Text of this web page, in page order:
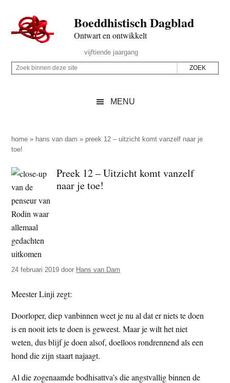
naar
de
inhoud
secondary
naar
de
sidebar
naar
de
Boeddhistisch Dagblad
Ontwart en ontwikkelt
Rechts
vijftiende jaargang
Z
p
d
e
z
e
s
i
t
e
Z
i
n
e
n
d
e
z
e
s
i
e
MENU
home » hans van dam » preek 12 – uitzicht komt vanzelf naar je
toe!
Preek 12 – Uitzicht komt vanzelf
naar je toe!
24 februari 2019 door Hans van Dam
Meester Linji zegt:
Doorloper, diep vanbinnen weet je nu al dat er niets te doen
is en nooit iets te doen is geweest. Maar je wilt het niet
weten, dus blijf je doen alsof, doelloos rondrennend als een
hond die zijn staart najaagt.
Al die zogenaamde bodhisattva’s die angstvallig binnen de